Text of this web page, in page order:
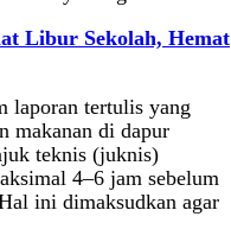
Libur Sekolah, Hemat
laporan tertulis yang
makanan di dapur
teknis (juknis)
4–6 jam sebelum
ini dimaksudkan agar